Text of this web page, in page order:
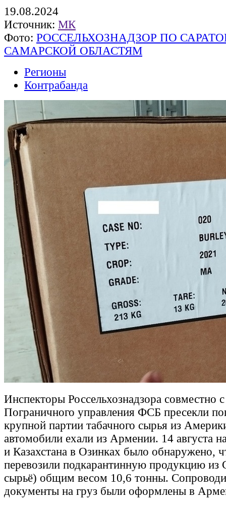
19.08.2024
Источник: МК
Фото: РОССЕЛЬХОЗНАДЗОР ПО
САМАРСКОЙ ОБЛАСТЯМ
Регионы
Контрабанда
Инспекторы Россельхознадзора совместно
Пограничного управления ФСБ пресекли
крупной партии табачного сырья из
автомобили ехали из Армении. 14 августа
и Казахстана в Озинках было обнаружено,
перевозили подкарантинную продукцию
сырьё) общим весом 10,6 тонны.
документы на груз были оформлены в